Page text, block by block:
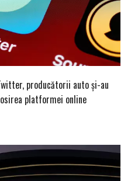
producătorii auto și-au
platformei online